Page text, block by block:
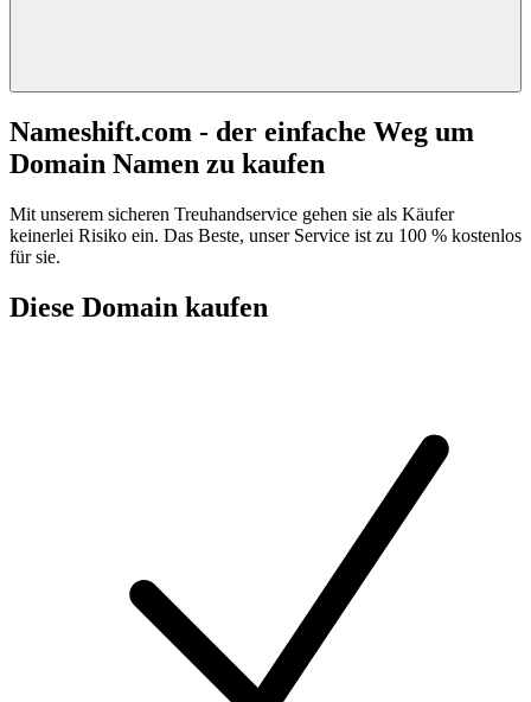
Nameshift.com - der einfache Weg um
Domain Namen zu kaufen
Mit unserem sicheren Treuhandservice gehen sie als Käufer
keinerlei Risiko ein. Das Beste, unser Service ist zu 100 % kostenlos
für sie.
Diese Domain kaufen